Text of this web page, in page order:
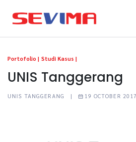
Portofolio | Studi Kasus |
UNIS Tanggerang
UNIS TANGGERANG | 19 OCTOBER 2017